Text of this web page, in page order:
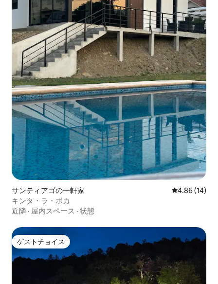
サンティアゴの一軒家 レビュー14
4.86 (14)
キンタ・ラ・ボカ
近隣 · 屋内スペース · 状態
ゲストチョイス
ゲストチョイス